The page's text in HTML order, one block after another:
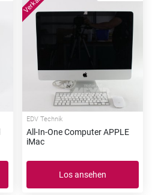
EDV Technik
All-In-One Computer APPLE
iMac
Los ansehen